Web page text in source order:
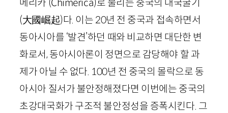
메리카’(Chimerica)로 불리는 중국의 대국굴기
(大國崛起)다. 이는 20년 전 중국과 접속하면서
동아시아를 ‘발견’하던 때와 비교하면 대단한 변
화로서, 동아시아론이 정면으로 감당해야 할 과
제가 아닐 수 없다. 100년 전 중국의 몰락으로 동
아시아 질서가 불안정해졌다면 이번에는 중국의
초강대국화가 구조적 불안정성을 증폭시킨다. 그